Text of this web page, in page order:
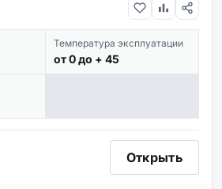
Температура эксплуатации
от 0 до + 45
Открыть